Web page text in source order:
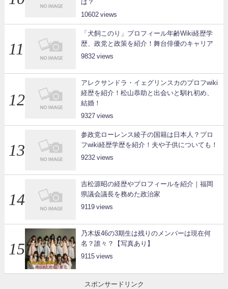
は？
10602
「犬飼このり」プロフィール年齢Wiki経歴学
歴、政党と政策を紹介！舞台俳優のキャリア
9832
アレクサンドラ・イェグリンスカのプロフwiki
経歴を紹介！松山恭助と出会いと馴れ初め、
結婚！
9327
参政党ローレンス綾子の国籍は日本人？プロ
フwiki経歴学歴を紹介！夫や子供についても！
9232
吉松源昭の経歴やプロフィールを紹介｜福岡
県議会議長を務めた政治家
9119
乃木坂46の3期生は残りのメンバーは現在何
名？誰々？【写真あり】
9115
スポンサードリンク